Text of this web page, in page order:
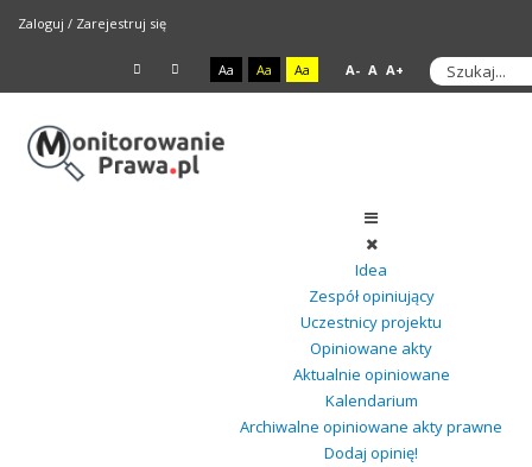
Zaloguj / Zarejestruj się
Aa Aa Aa A- A A+
Idea
Zespół opiniujący
Uczestnicy projektu
Opiniowane akty
Aktualnie opiniowane
Kalendarium
Archiwalne opiniowane akty prawne
Dodaj opinię!